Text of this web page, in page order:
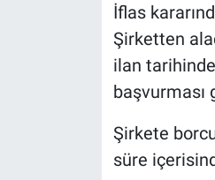
İflas
Şirketten
ilan
Şirkete
süre